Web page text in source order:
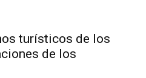
turísticos de los
de los